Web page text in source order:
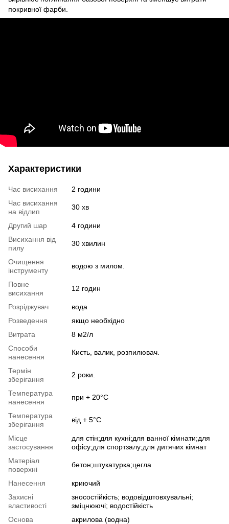
покривної фарби.
Характеристики
Час висихання
2 години
Час висихання
на відлип
30 хв
Другий шар
4 години
Висихання від
пилу
30 хвилин
Очищення
інструменту
водою з милом.
Повне
висихання
12 годин
Розріджувач
вода
Розведення
якщо необхідно
Витрата
8 м2/л
Способи
нанесення
Кисть, валик, розпилювач.
Термін
зберігання
2 роки.
Температура
нанесення
при + 20°С
Температура
зберігання
від + 5°С
Місце
застосування
для стін;для кухні;для ванної кімнати;для
офісу;для спортзалу;для дитячих кімнат
Матеріал
поверхні
бетон;штукатурка;цегла
Нанесення
криючий
Захисні
властивості
зносостійкість; водовідштовхувальні;
зміцнюючі; водостійкість
Основа
акрилова (водна)